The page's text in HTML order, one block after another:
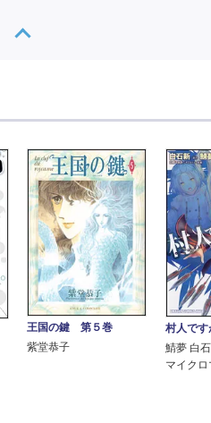
王国の鍵 第５巻
紫堂恭子
村人で
鯖夢 白
マイク